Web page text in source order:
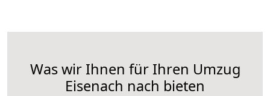
Was wir Ihnen für Ihren Umzug
Eisenach nach bieten